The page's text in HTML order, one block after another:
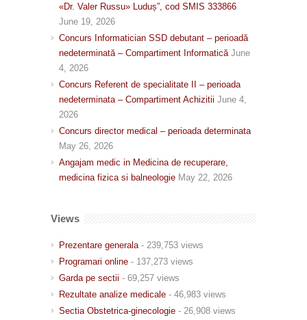
«Dr. Valer Russu» Luduș”, cod SMIS 333866
June 19, 2026
Concurs Informatician SSD debutant – perioadă
nedeterminată – Compartiment Informatică June
4, 2026
Concurs Referent de specialitate II – perioada
nedeterminata – Compartiment Achizitii June 4,
2026
Concurs director medical – perioada determinata
May 26, 2026
Angajam medic in Medicina de recuperare,
medicina fizica si balneologie May 22, 2026
Views
Prezentare generala - 239,753 views
Programari online - 137,273 views
Garda pe sectii - 69,257 views
Rezultate analize medicale - 46,983 views
Sectia Obstetrica-ginecologie - 26,908 views